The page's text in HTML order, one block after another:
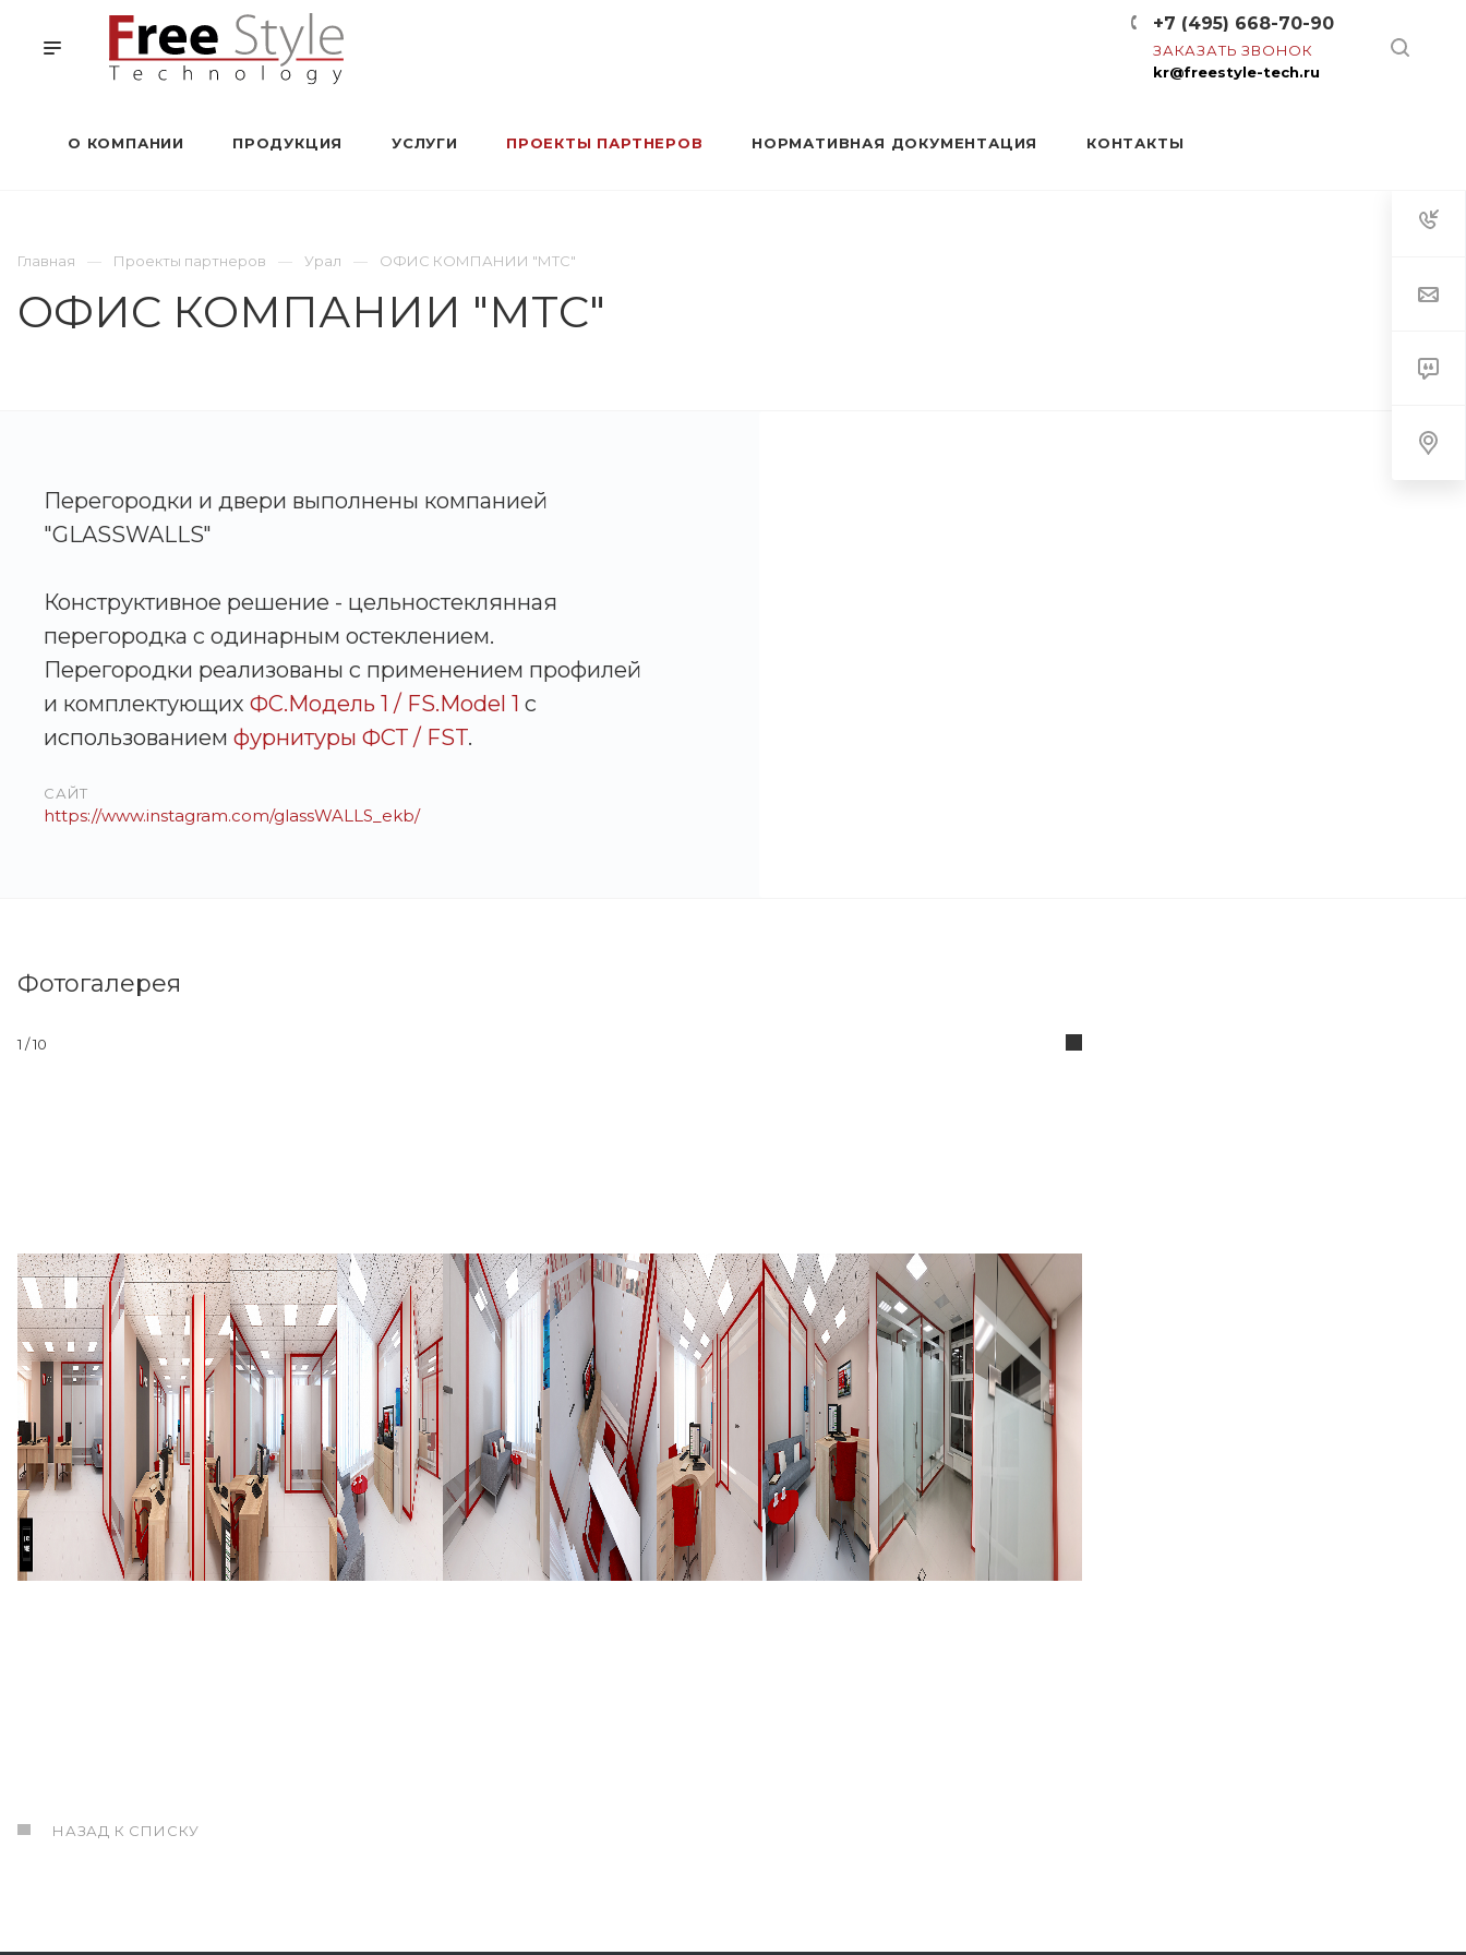
+7 (495) 668-70-90
ЗАКАЗАТЬ ЗВОНОК
kr@freestyle-tech.ru
О КОМПАНИИ ПРОДУКЦИЯ УСЛУГИ ПРОЕКТЫ ПАРТНЕРОВ НОРМАТИВНАЯ ДОКУМЕНТАЦИЯ КОНТАКТЫ
Главная Проекты партнеров Урал ОФИС КОМПАНИИ "МТС"
ОФИС КОМПАНИИ "МТС"
Перегородки и двери выполнены компанией
"GLASSWALLS"
Конструктивное решение - цельностеклянная
перегородка с одинарным остеклением.
Перегородки реализованы с применением профилей
и комплектующих ФС.Модель 1 / FS.Model 1 с
использованием фурнитуры ФСТ / FST.
САЙТ
https://www.instagram.com/glassWALLS_ekb/
Фотогалерея
1 / 10
НАЗАД К СПИСКУ